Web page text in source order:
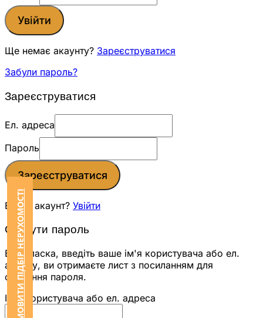
ЗАМОВИТИ ПІДБІР НЕРУХОМОСТІ
Увійти
Ще немає акаунту? Зареєструватися
Забули пароль?
Зареєструватися
Ел. адреса
Пароль
Зареєструватися
Вже є акаунт? Увійти
Скинути пароль
Будь ласка, введіть ваше ім'я користувача або ел.
адресу, ви отримаєте лист з посиланням для
скидання пароля.
Ім'я користувача або ел. адреса